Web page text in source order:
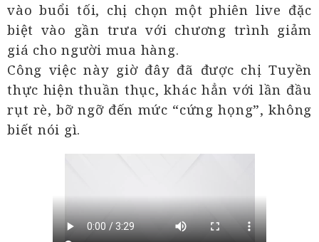
vào buổi tối, chị chọn một phiên live đặc
biệt vào gần trưa với chương trình giảm
giá cho người mua hàng.
Công việc này giờ đây đã được chị Tuyền
thực hiện thuần thục, khác hẳn với lần đầu
rụt rè, bỡ ngỡ đến mức “cứng họng”, không
biết nói gì.